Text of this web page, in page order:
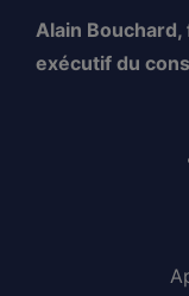
Alain
exécutif du